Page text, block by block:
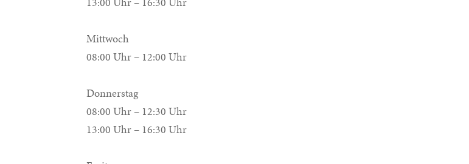
Mittwoch
08:00 Uhr – 12:00 Uhr
Donnerstag
08:00 Uhr – 12:30 Uhr
13:00 Uhr – 16:30 Uhr